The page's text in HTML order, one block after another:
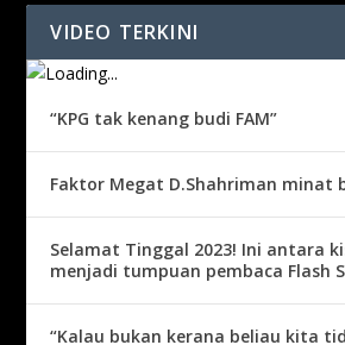
VIDEO TERKINI
“KPG tak kenang budi FAM”
Faktor Megat D.Shahriman minat
Selamat Tinggal 2023! Ini antara
menjadi tumpuan pembaca Flash
“Kalau bukan kerana beliau kita